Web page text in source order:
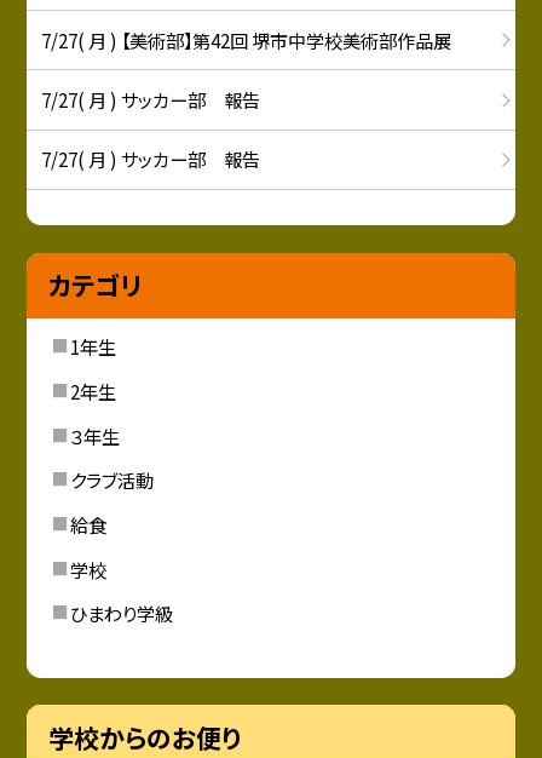
7/27( 月 ) 【美術部】第42回 堺市中学校美術部作品展
7/27( 月 ) サッカー部 報告
7/27( 月 ) サッカー部 報告
カテゴリ
1年生
2年生
３年生
クラブ活動
給食
学校
ひまわり学級
学校からのお便り